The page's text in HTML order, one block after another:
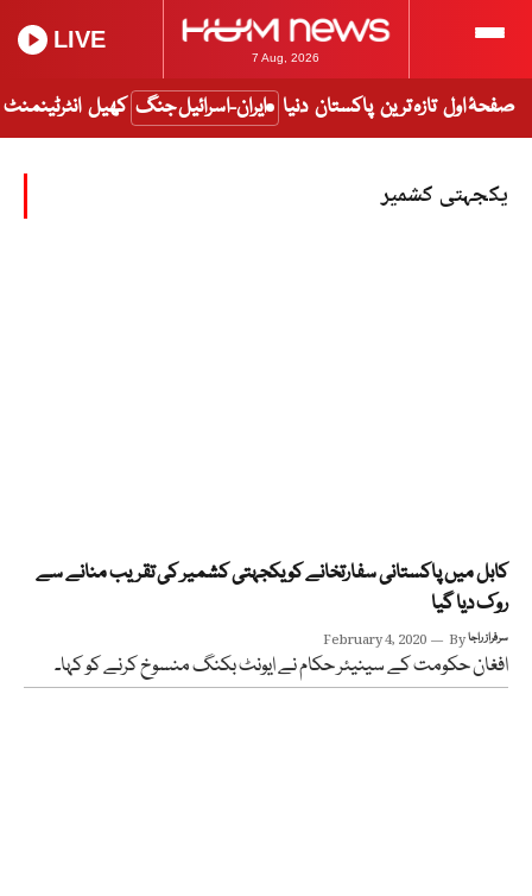
7 Aug, 2026
LIVE
صفحۂ اول تازہ ترین پاکستان دنیا ایران-اسرائیل جنگ کھیل انٹرٹینمنٹ
یکجہتی کشمیر
کابل میں پاکستانی سفارتخانے کو یکجہتی کشمیر کی تقریب منانے سے
روک دیا گیا
February 4, 2020 Byسرفراز راجا
افغان حکومت کے سینیئر حکام نے ایونٹ بکنگ منسوخ کرنے کو کہا۔